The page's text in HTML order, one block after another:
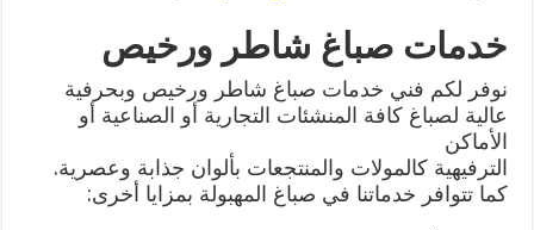
خدمات صباغ شاطر ورخيص
نوفر لكم فني خدمات صباغ شاطر ورخيص وبحرفية
عالية لصباغ كافة المنشئات التجارية أو الصناعية أو
الأماكن
الترفيهية كالمولات والمنتجعات بألوان جذابة وعصرية.
كما تتوافر خدماتنا في صباغ المهبولة بمزايا أخرى: